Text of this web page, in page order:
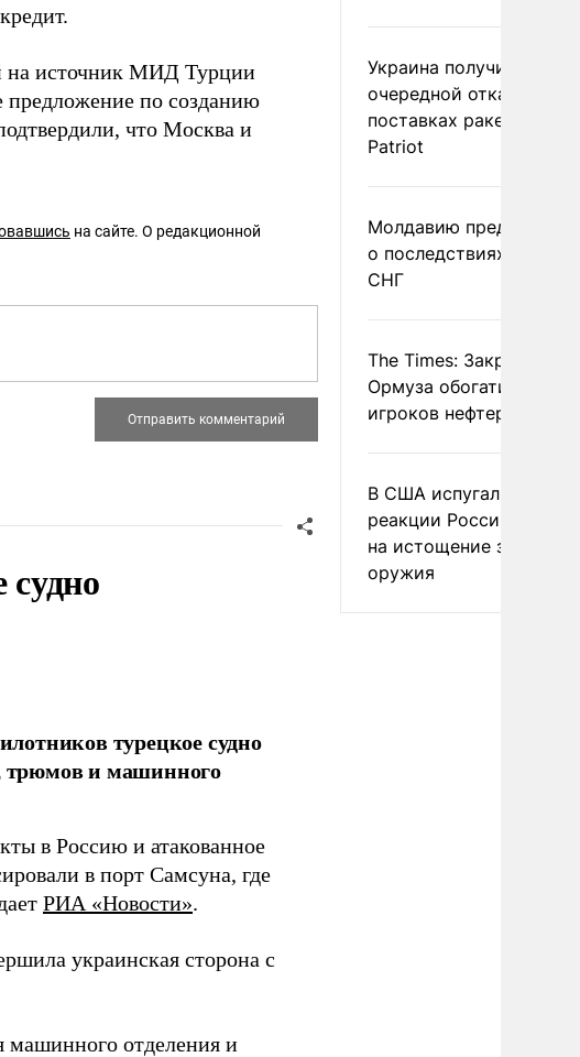
на источник МИД Турции
предложение по созданию
что Москва и
на сайте. О редакционной
турецкое судно
трюмов и машинного
в Россию и атакованное
в порт Самсуна, где
РИА «Новости».
украинская сторона с
машинного отделения и
Украина получила
очередной отказ в
поставках ракет для
Patriot
Молдавию
о последствиях выхода
СНГ
The Times: Закрытие
Ормуза обогатило
игроков нефтерынка
В США испугались
реакции России и
на истощение запасов
оружия